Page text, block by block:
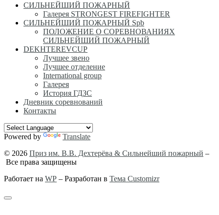
СИЛЬНЕЙШИЙ ПОЖАРНЫЙ
Галерея STRONGEST FIREFIGHTER
СИЛЬНЕЙШИЙ ПОЖАРНЫЙ Spb
ПОЛОЖЕНИЕ О СОРЕВНОВАНИЯХ
СИЛЬНЕЙШИЙ ПОЖАРНЫЙ
DEKHTEREVCUP
Лучшее звено
Лучшее отделение
International group
Галерея
История ГДЗС
Дневник соревнований
Контакты
Powered by
Translate
© 2026 Приз им. В.В. Дехтерёва & Сильнейший пожарный –
Все права защищены
Работает на WP – Разработан в Тема Customizr